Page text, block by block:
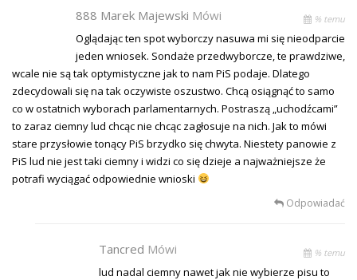
888 Marek Majewski Mówi % temu
Oglądając ten spot wyborczy nasuwa mi się nieodparcie
jeden wniosek. Sondaże przedwyborcze, te prawdziwe,
wcale nie są tak optymistyczne jak to nam PiS podaje. Dlatego
zdecydowali się na tak oczywiste oszustwo. Chcą osiągnąć to samo
co w ostatnich wyborach parlamentarnych. Postraszą „uchodźcami”
to zaraz ciemny lud chcąc nie chcąc zagłosuje na nich. Jak to mówi
stare przysłowie tonący PiS brzydko się chwyta. Niestety panowie z
PiS lud nie jest taki ciemny i widzi co się dzieje a najważniejsze że
potrafi wyciągać odpowiednie wnioski
Odpowiadać
Tancred Mówi % temu
lud nadal ciemny nawet jak nie wybierze pisu to